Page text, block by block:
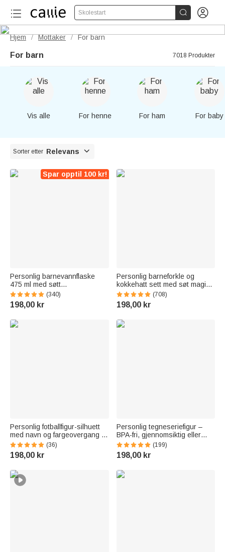
Skolestart  
Hjem / Mottaker / For barn
For barn 7018 Produkter
Vis alle For henne For ham For baby
Sorter etter Relevans 
Spar opptil 100 kr!
Personlig barnevannflaske
475 ml med søtt
skogsdyrdesign navn og
silikonsugerør bursdags og
skolestartgave til gutter og
(340)
198,00 kr
Personlig barneforkle og
kokkehatt sett med søt magisk
enhjørning og navn til
matlaging og lek perfekt som
bursdags og feriegave til barn
(708)
198,00 kr
Personlig fotballfigur-silhuett
med navn og fargeovergang –
BPA-fri sportsvannflaske med
vippelokk – trenings- og
bursdagsgave til barn og
(36)
198,00 kr
Personlig tegneseriefigur –
BPA-fri, gjennomsiktig eller
isolert vannflaske med sugerør
og navn – tilbake-til-skolen-
gave til barn
(199)
198,00 kr